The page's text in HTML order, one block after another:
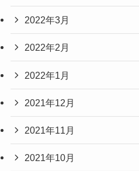
2022年3月
2022年2月
2022年1月
2021年12月
2021年11月
2021年10月